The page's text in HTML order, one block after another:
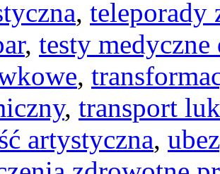
, teleporady
, testy medyczne
,
, transport
artystyczna,